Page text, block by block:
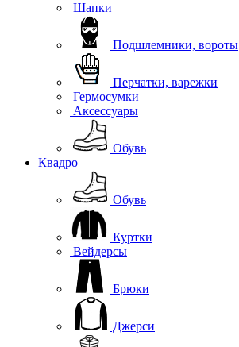
Шапки
Подшлемники, вороты
Перчатки, варежки
Гермосумки
Аксессуары
Обувь
Квадро
Обувь
Куртки
Вейдерсы
Брюки
Джерси